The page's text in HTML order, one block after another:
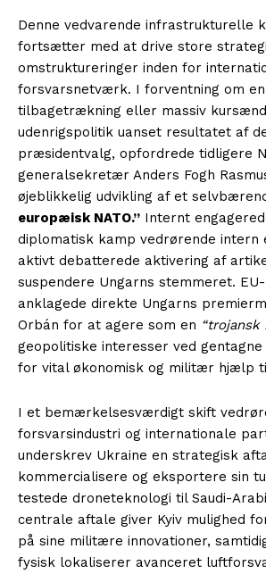
Denne vedvarende infrastrukturelle
fortsætter med at drive store
omstruktureringer inden for
forsvarsnetværk. I forventning om
tilbagetrækning eller massiv
udenrigspolitik uanset resultatet af
præsidentvalg, opfordrede tidligere
generalsekretær Anders Fogh
øjeblikkelig udvikling af et
europæisk NATO.” Internt
diplomatisk kamp vedrørende intern
aktivt debatterede aktivering af
suspendere Ungarns stemmeret.
anklagede direkte Ungarns
Orbán for at agere som en “trojansk
geopolitiske interesser ved
for vital økonomisk og militær hjælp
I et bemærkelsesværdigt skift
forsvarsindustri og internationale
underskrev Ukraine en strategisk
kommercialisere og eksportere sin
testede droneteknologi til Saudi-
centrale aftale giver Kyiv mulighed
på sine militære innovationer,
fysisk lokaliserer avanceret